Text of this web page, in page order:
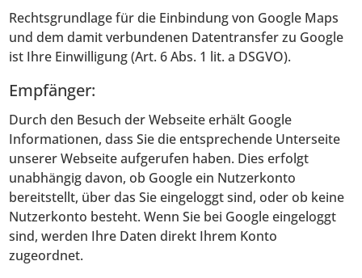
Rechtsgrundlage für die Einbindung von Google Maps
und dem damit verbundenen Datentransfer zu Google
ist Ihre Einwilligung (Art. 6 Abs. 1 lit. a DSGVO).
Empfänger:
Durch den Besuch der Webseite erhält Google
Informationen, dass Sie die entsprechende Unterseite
unserer Webseite aufgerufen haben. Dies erfolgt
unabhängig davon, ob Google ein Nutzerkonto
bereitstellt, über das Sie eingeloggt sind, oder ob keine
Nutzerkonto besteht. Wenn Sie bei Google eingeloggt
sind, werden Ihre Daten direkt Ihrem Konto
zugeordnet.